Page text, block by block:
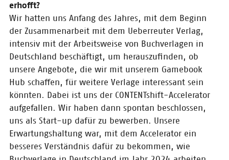
erhofft?
Wir hatten uns Anfang des Jahres, mit dem Beginn
der Zusammenarbeit mit dem Ueberreuter Verlag,
intensiv mit der Arbeitsweise von Buchverlagen in
Deutschland beschäftigt, um herauszufinden, ob
unsere Angebote, die wir mit unserem Gamebook
Hub schaffen, für weitere Verlage interessant sein
könnten. Dabei ist uns der CONTENTshift-Accelerator
aufgefallen. Wir haben dann spontan beschlossen,
uns als Start-up dafür zu bewerben. Unsere
Erwartungshaltung war, mit dem Accelerator ein
besseres Verständnis dafür zu bekommen, wie
ups gehen in die
nächste Runde
01.03.2024
Pressemitteilung:
Start-ups mit
spannenden Ideen
für die
Buchbranche
gesucht